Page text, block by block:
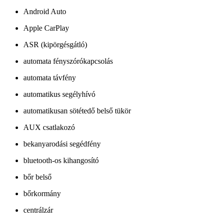
Android Auto
Apple CarPlay
ASR (kipörgésgátló)
automata fényszórókapcsolás
automata távfény
automatikus segélyhívó
automatikusan sötétedő belső tükör
AUX csatlakozó
bekanyarodási segédfény
bluetooth-os kihangosító
bőr belső
bőrkormány
centrálzár